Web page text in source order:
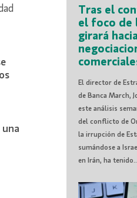
una
Tras el
el foco de
girará
El director de
de Banca March,
este análisis
del conflicto de
la irrupción de
sumándose a
en Irán, ha tenido...